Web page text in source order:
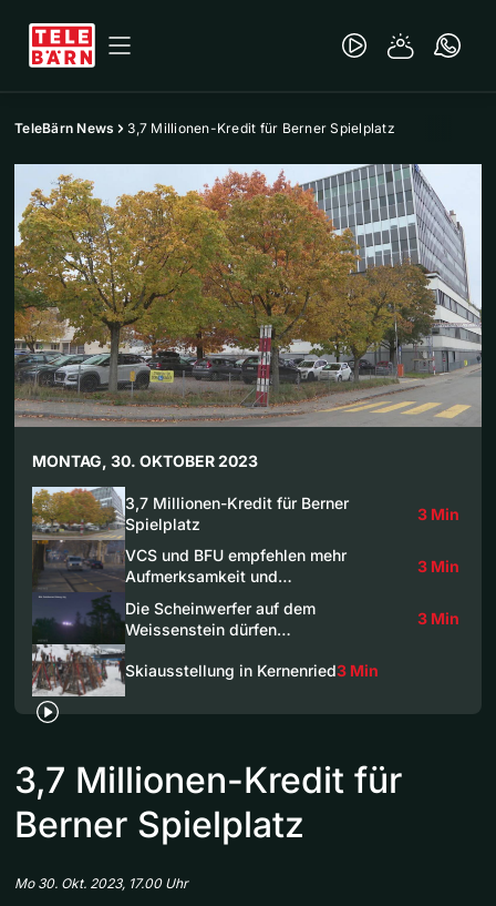
TeleBärn News 3,7 Millionen-Kredit für Berner Spielplatz
MONTAG, 30. OKTOBER 2023
3,7 Millionen-Kredit für Berner
Spielplatz
3 Min
VCS und BFU empfehlen mehr
Aufmerksamkeit und…
3 Min
Die Scheinwerfer auf dem
Weissenstein dürfen…
3 Min
Skiausstellung in Kernenried3 Min
3,7 Millionen-Kredit für
Berner Spielplatz
Mo 30. Okt. 2023, 17.00 Uhr